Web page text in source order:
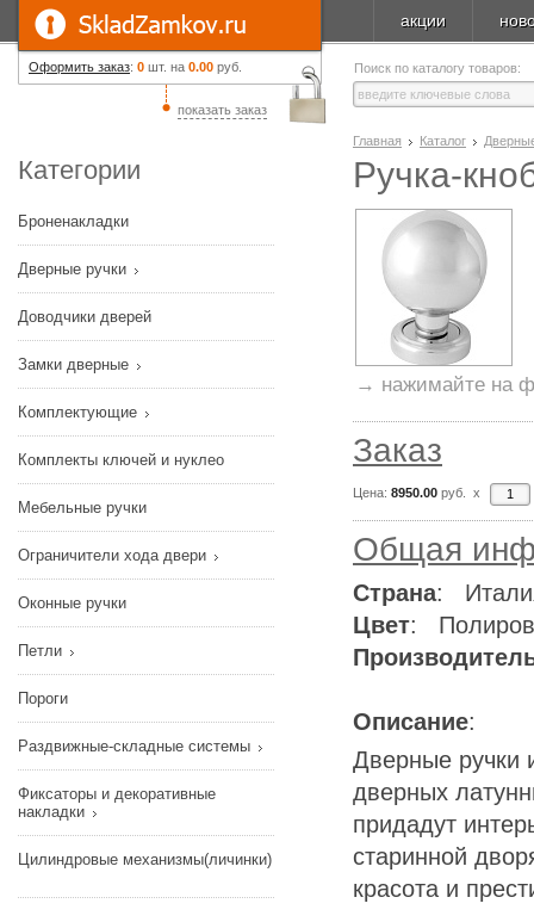
Оформить заказ: 0 шт. на 0.00 руб.
показать заказ
акции
Поиск по каталогу товаров:
Категории
Броненакладки
Дверные ручки
Доводчики дверей
Замки дверные
Комплектующие
Комплекты ключей и нуклео
Мебельные ручки
Ограничители хода двери
Оконные ручки
Петли
Пороги
Раздвижные-складные системы
Фиксаторы и декоративные
накладки
Цилиндровые механизмы(личинки)
Главная Каталог
Ручка-
→ нажимайте на
Заказ
Цена: 8950.00 руб. x
Общая
Страна:
Цвет:
Описание:
Дверные ручки
дверных
придадут
старинной
красота и